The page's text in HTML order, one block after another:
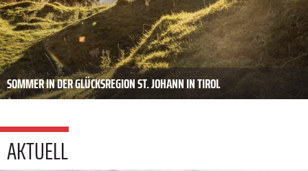
SOMMER IN DER GLÜCKSREGION ST. JOHANN IN TIROL
AKTUELL